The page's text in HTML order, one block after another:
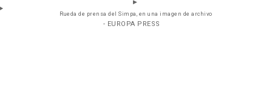
Rueda de prensa del Simpa, en una imagen de archivo
- EUROPA PRESS